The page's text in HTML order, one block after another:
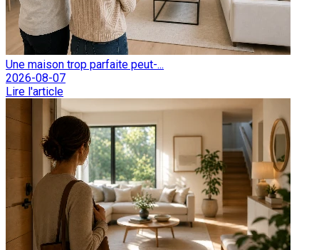
Une maison trop parfaite peut-...
2026-08-07
Lire l'article